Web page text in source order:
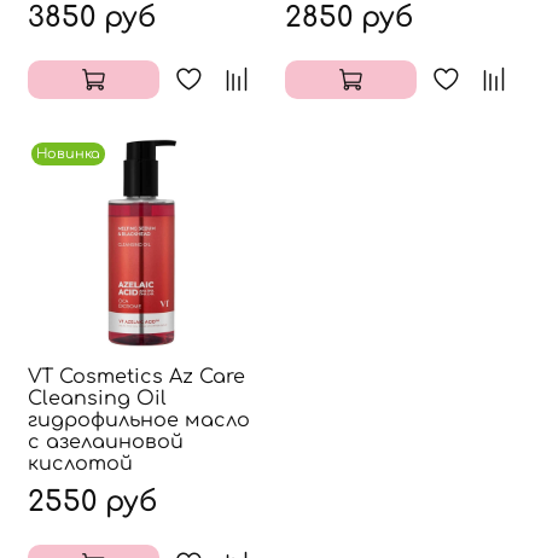
3850 руб 2850 руб
Новинка
VT Cosmetics Az Care
Cleansing Oil
гидрофильное масло
с азелаиновой
кислотой
2550 руб